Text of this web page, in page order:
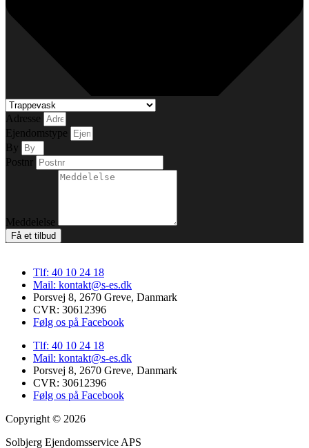
Adresse
Ejendomstype
By
Postnr
Meddelelse
Få et tilbud
Tlf: 40 10 24 18
Mail: kontakt@s-es.dk
Porsvej 8, 2670 Greve, Danmark
CVR: 30612396
Følg os på Facebook
Tlf: 40 10 24 18
Mail: kontakt@s-es.dk
Porsvej 8, 2670 Greve, Danmark
CVR: 30612396
Følg os på Facebook
Copyright © 2026
Solbjerg Ejendomsservice APS